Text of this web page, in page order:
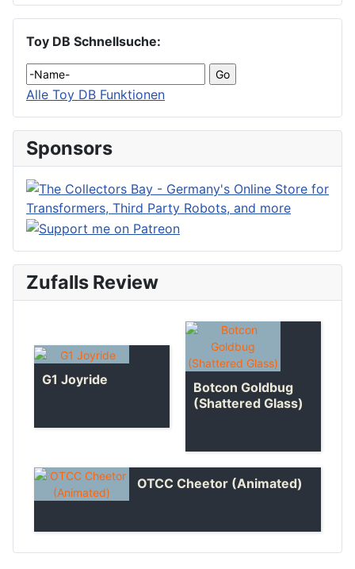
Toy DB Schnellsuche:
Alle Toy DB Funktionen
Sponsors
Zufalls Review
G1 Joyride
Botcon Goldbug
(Shattered Glass)
OTCC Cheetor (Animated)